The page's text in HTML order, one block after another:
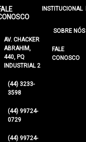
AV. CHACKER
ABRAHIM,
440, PQ
INDUSTRIAL 2
(44) 3233-
3598
(44) 99724-
0729
(44) 99724-
INSTITUCIONAL
SOBRE NÓS
FALE
CONOSCO